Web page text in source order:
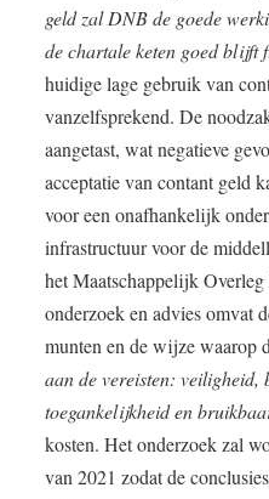
geld zal DNB de goede
de chartale keten goed blijft
huidige lage gebruik van
vanzelfsprekend. De
aangetast, wat negatieve
acceptatie van contant geld
voor een onafhankelijk
infrastructuur voor de
het Maatschappelijk
onderzoek en advies omvat
munten en de wijze waarop
aan de vereisten:
toegankelijkheid en
kosten. Het onderzoek zal
van 2021 zodat de